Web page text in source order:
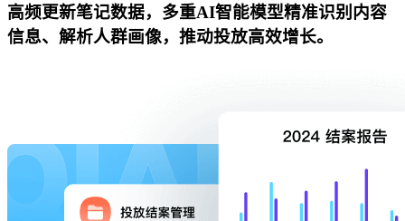
高频更新笔记数据，多重AI智能模型精准识别内容
信息、解析人群画像，推动投放高效增长。